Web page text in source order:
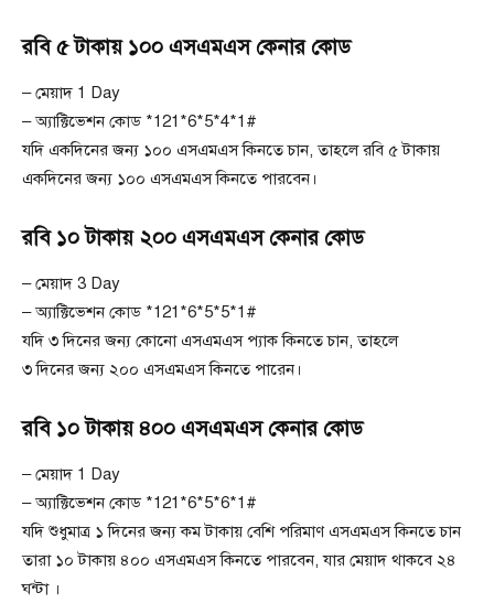
রবি ৫ টাকায় ১০০ এসএমএস কেনার কোড
– মেয়াদ 1 Day
– অ্যাক্টিভেশন কোড *121*6*5*4*1#
যদি একদিনের জন্য ১০০ এসএমএস কিনতে চান, তাহলে রবি ৫ টাকায়
একদিনের জন্য ১০০ এসএমএস কিনতে পারবেন।
রবি ১০ টাকায় ২০০ এসএমএস কেনার কোড
– মেয়াদ 3 Day
– অ্যাক্টিভেশন কোড *121*6*5*5*1#
যদি ৩ দিনের জন্য কোনো এসএমএস প্যাক কিনতে চান, তাহলে
৩ দিনের জন্য ২০০ এসএমএস কিনতে পারেন।
রবি ১০ টাকায় ৪০০ এসএমএস কেনার কোড
– মেয়াদ 1 Day
– অ্যাক্টিভেশন কোড *121*6*5*6*1#
যদি শুধুমাত্র ১ দিনের জন্য কম টাকায় বেশি পরিমাণ এসএমএস কিনতে চান
তারা ১০ টাকায় ৪০০ এসএমএস কিনতে পারবেন, যার মেয়াদ থাকবে ২৪
ঘন্টা ।